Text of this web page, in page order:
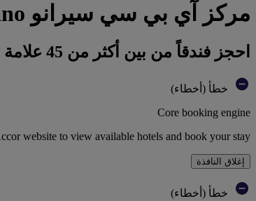
مركز آي بي سي سيرانو ABC Serrano : احجز فندقك
احجز فندقاً من بين أكثر من 45 علامة تجارية فندقية تابعة لمجموعة أكور
خطأ (أخطاء)
Core booking engine
website to view available hotels and book your stay
إغلاق النافذة
خطأ (أخطاء)